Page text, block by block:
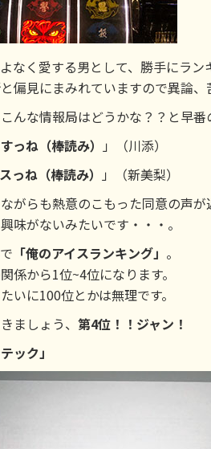
なく愛する男として、勝手にラン
偏見にまみれていますので異論、
んな情報局はどうかな？？と早番
っね（棒読み）
」（川添）
っね（棒読み）
」（新美梨）
がらも熱意のこもった同意の声が
味がないみたいです・・・。
「俺のアイスランキング」 。
係から1位~4位になります。
いに100位とかは無理です。
ましょう、 第4位！！ジャン！
ック」